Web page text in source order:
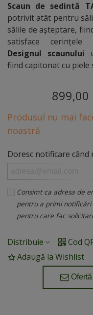
Scaun de sedintă
potrivit atât pentru
sălile de așteptare,
satisface cerințele
Designul scaunului
fiind capitonat cu piele
899,00
Produsul nu mai
noastră
Doresc notificare când
Consimt ca adresa de
pentru a primi notificări
pentru care fac
Distribuie
Cod
Adaugă la Wishlist